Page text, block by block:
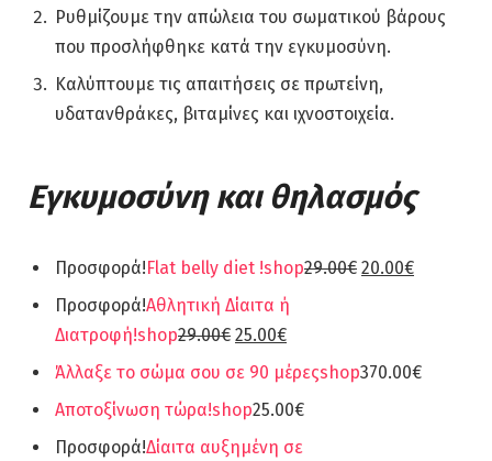
Ρυθμίζουμε την απώλεια του σωματικού βάρους
που προσλήφθηκε κατά την εγκυμοσύνη.
Καλύπτουμε τις απαιτήσεις σε πρωτείνη,
υδατανθράκες, βιταμίνες και ιχνοστοιχεία.
Εγκυμοσύνη και θηλασμός
Προσφορά!Flat belly diet !shop29.00€ 20.00€
Προσφορά!Αθλητική Δίαιτα ή
Διατροφή!shop29.00€ 25.00€
Άλλαξε το σώμα σου σε 90 μέρεςshop370.00€
Αποτοξίνωση τώρα!shop25.00€
Προσφορά!Δίαιτα αυξημένη σε